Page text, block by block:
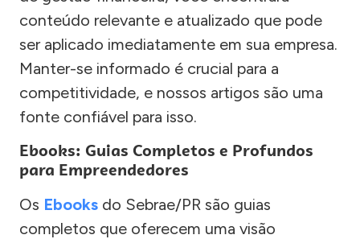
conteúdo relevante e atualizado que pode
ser aplicado imediatamente em sua empresa.
Manter-se informado é crucial para a
competitividade, e nossos artigos são uma
fonte confiável para isso.
Ebooks: Guias Completos e Profundos
para Empreendedores
Os Ebooks do Sebrae/PR são guias
completos que oferecem uma visão